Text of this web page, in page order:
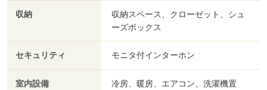
収納
収納スペース、クローゼット、シュ
ーズボックス
セキュリティ モニタ付インターホン
室内設備
冷房、暖房、エアコン、洗濯機置